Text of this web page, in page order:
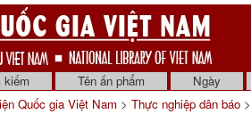
kiếm Tên ấn phẩm
Ngày
Quốc gia Việt Nam > Thực nghiệp dân báo